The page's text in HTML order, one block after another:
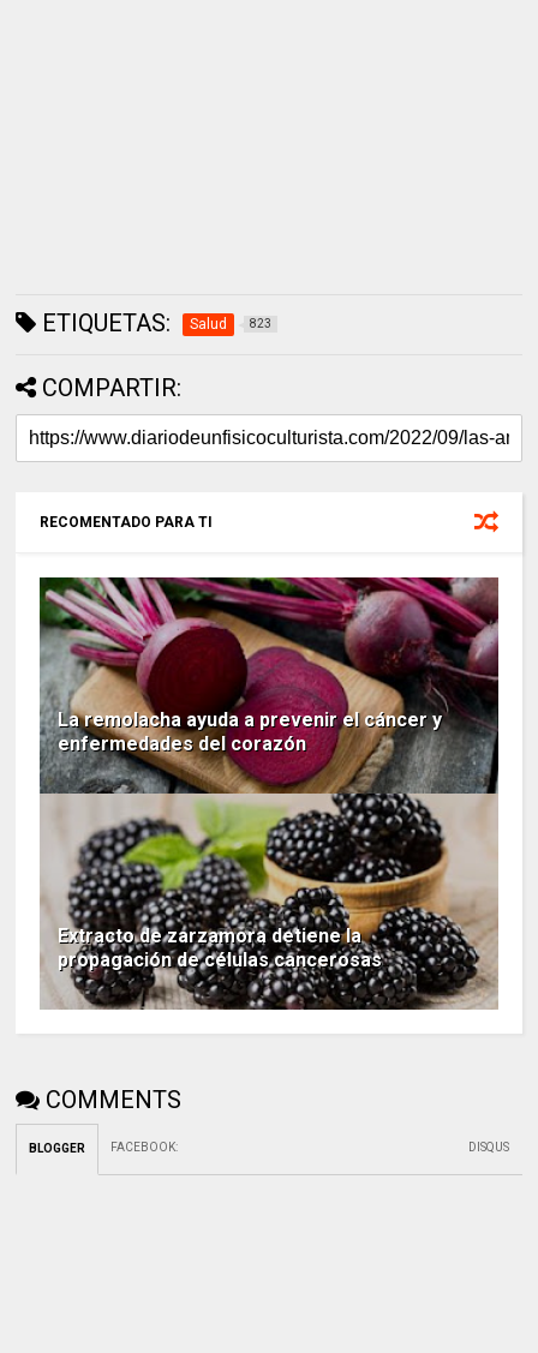
ETIQUETAS: Salud 823
COMPARTIR:
RECOMENTADO PARA TI
La remolacha ayuda a prevenir el cáncer y
enfermedades del corazón
Extracto de zarzamora detiene la
propagación de células cancerosas
COMMENTS
BLOGGER FACEBOOK: DISQUS